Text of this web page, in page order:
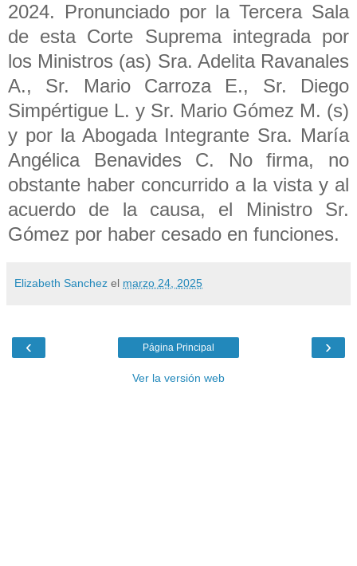
2024. Pronunciado por la Tercera Sala
de esta Corte Suprema integrada por
los Ministros (as) Sra. Adelita Ravanales
A., Sr. Mario Carroza E., Sr. Diego
Simpértigue L. y Sr. Mario Gómez M. (s)
y por la Abogada Integrante Sra. María
Angélica Benavides C. No firma, no
obstante haber concurrido a la vista y al
acuerdo de la causa, el Ministro Sr.
Gómez por haber cesado en funciones.
Elizabeth Sanchez el marzo 24, 2025
‹ ›
Página Principal
Ver la versión web